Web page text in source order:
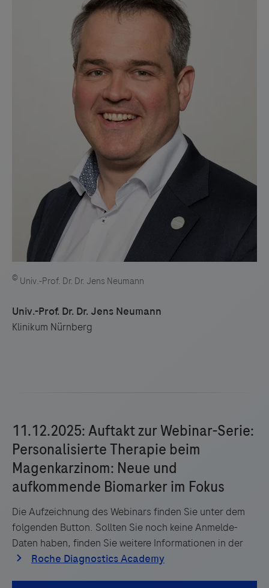
© Univ.-Prof. Dr. Dr. Jens Neumann
Univ.-Prof. Dr. Dr. Jens Neumann
Klinikum Nürnberg
Die Aufzeichnung des Webinars finden Sie unter dem
folgenden Button. Sollten Sie noch keine Anmelde-
Daten haben, finden Sie weitere Informationen in der